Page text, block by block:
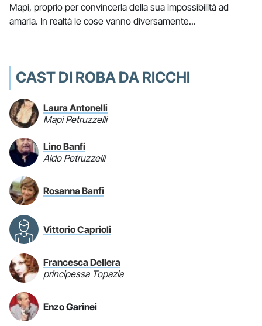
Mapi, proprio per convincerla della sua impossibilità ad
amarla. In realtà le cose vanno diversamente...
CAST DI ROBA DA RICCHI
Laura Antonelli
Mapi Petruzzelli
Lino Banfi
Aldo Petruzzelli
Rosanna Banfi
Vittorio Caprioli
Francesca Dellera
principessa Topazia
Enzo Garinei